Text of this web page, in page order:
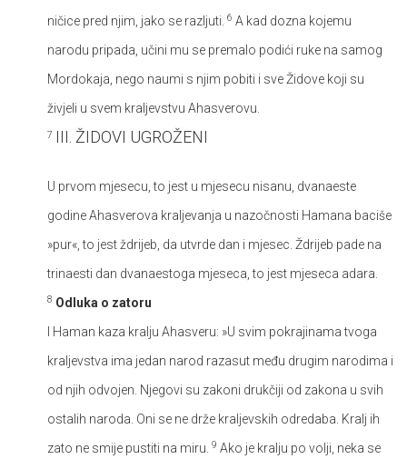
ničice pred njim, jako se razljuti. 6 A kad dozna kojemu
narodu pripada, učini mu se premalo podići ruke na samog
Mordokaja, nego naumi s njim pobiti i sve Židove koji su
živjeli u svem kraljevstvu Ahasverovu.
7 III. ŽIDOVI UGROŽENI
U prvom mjesecu, to jest u mjesecu nisanu, dvanaeste
godine Ahasverova kraljevanja u nazočnosti Hamana baciše
»pur«, to jest ždrijeb, da utvrde dan i mjesec. Ždrijeb pade na
trinaesti dan dvanaestoga mjeseca, to jest mjeseca adara.
8 Odluka o zatoru
I Haman kaza kralju Ahasveru: »U svim pokrajinama tvoga
kraljevstva ima jedan narod razasut među drugim narodima i
od njih odvojen. Njegovi su zakoni drukčiji od zakona u svih
ostalih naroda. Oni se ne drže kraljevskih odredaba. Kralj ih
zato ne smije pustiti na miru. 9 Ako je kralju po volji, neka se